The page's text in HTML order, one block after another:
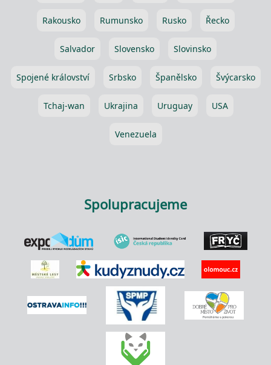
Rakousko Rumunsko Rusko Řecko
Salvador Slovensko Slovinsko
Spojené království Srbsko Španělsko Švýcarsko
Tchaj-wan Ukrajina Uruguay USA
Venezuela
Spolupracujeme